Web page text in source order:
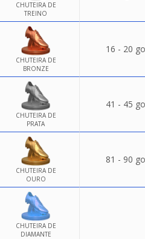
CHUTEIRA DE
TREINO
CHUTEIRA DE
BRONZE
16 - 20
CHUTEIRA DE
PRATA
41 - 45
CHUTEIRA DE
OURO
81 - 90
CHUTEIRA DE
DIAMANTE